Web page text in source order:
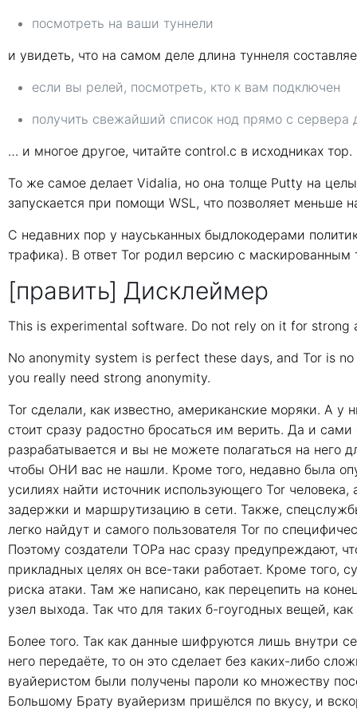
посмотреть на ваши туннели
и увидеть, что на самом деле длина туннеля
если вы релей, посмотреть, кто к вам подключен
получить свежайший список нод прямо с сервера
… и многое другое, читайте control.c в исходниках тор.
То же самое делает Vidalia, но она толще Putty на
запускается при помощи WSL, что позволяет меньше
С недавних пор у науськанных быдлокодерами
трафика). В ответ Tor родил версию с маскированным
[править] Дисклеймер
This is experimental software. Do not rely on it for strong
No anonymity system is perfect these days, and Tor is
you really need strong anonymity.
Tor сделали, как известно, американские моряки. А у
стоит сразу радостно бросаться им верить. Да и
разрабатывается и вы не можете полагаться на него
чтобы ОНИ вас не нашли. Кроме того, недавно была
усилиях найти источник использующего Tor
задержки и маршрутизацию в сети. Также,
легко найдут и самого пользователя Tor по
Поэтому создатели ТОРа нас сразу предупреждают,
прикладных целях он все-таки работает. Кроме
риска атаки. Там же написано, как перецепить на
узел выхода. Так что для таких б-гоугодных вещей,
Более того. Так как данные шифруются лишь внутри
него передаёте, то он это сделает без каких-либо
вуайеристом были получены пароли ко множеству
Большому Брату вуайеризм пришёлся по вкусу, и